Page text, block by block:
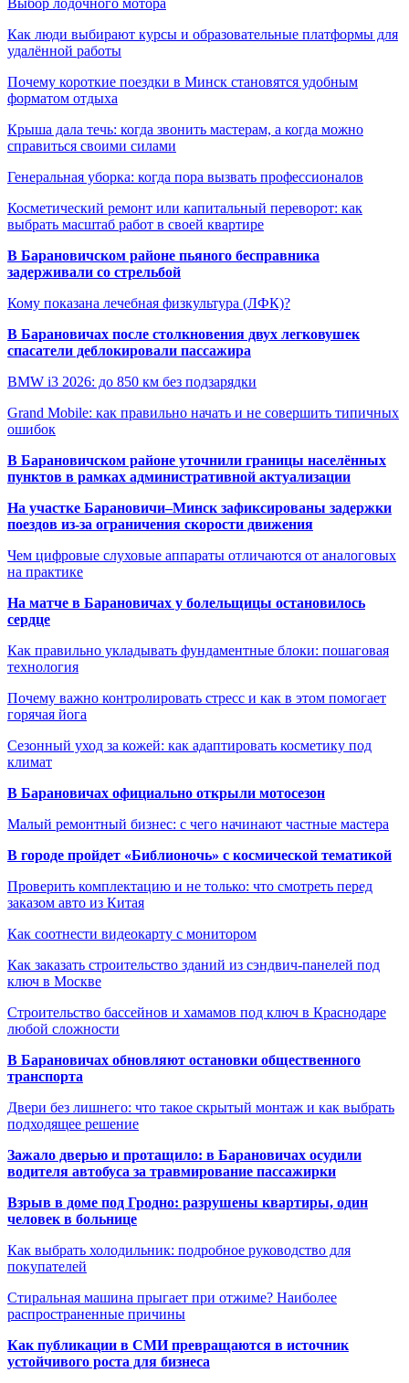
Как люди выбирают курсы и образовательные платформы для
удалённой работы
Почему короткие поездки в Минск становятся удобным
форматом отдыха
Крыша дала течь: когда звонить мастерам, а когда можно
справиться своими силами
Генеральная уборка: когда пора вызвать профессионалов
Косметический ремонт или капитальный переворот: как
выбрать масштаб работ в своей квартире
В Барановичском районе пьяного бесправника
задерживали со стрельбой
Кому показана лечебная физкультура (ЛФК)?
В Барановичах после столкновения двух легковушек
спасатели деблокировали пассажира
BMW i3 2026: до 850 км без подзарядки
Grand Mobile: как правильно начать и не совершить типичных
ошибок
В Барановичском районе уточнили границы населённых
пунктов в рамках административной актуализации
На участке Барановичи–Минск зафиксированы задержки
поездов из-за ограничения скорости движения
Чем цифровые слуховые аппараты отличаются от аналоговых
на практике
На матче в Барановичах у болельщицы остановилось
сердце
Как правильно укладывать фундаментные блоки: пошаговая
технология
Почему важно контролировать стресс и как в этом помогает
горячая йога
Сезонный уход за кожей: как адаптировать косметику под
климат
В Барановичах официально открыли мотосезон
Малый ремонтный бизнес: с чего начинают частные мастера
В городе пройдет «Библионочь» с космической тематикой
Проверить комплектацию и не только: что смотреть перед
заказом авто из Китая
Как соотнести видеокарту с монитором
Как заказать строительство зданий из сэндвич-панелей под
ключ в Москве
Строительство бассейнов и хамамов под ключ в Краснодаре
любой сложности
В Барановичах обновляют остановки общественного
транспорта
Двери без лишнего: что такое скрытый монтаж и как выбрать
подходящее решение
Зажало дверью и протащило: в Барановичах осудили
водителя автобуса за травмирование пассажирки
Взрыв в доме под Гродно: разрушены квартиры, один
человек в больнице
Как выбрать холодильник: подробное руководство для
покупателей
Стиральная машина прыгает при отжиме? Наиболее
распространенные причины
Как публикации в СМИ превращаются в источник
устойчивого роста для бизнеса